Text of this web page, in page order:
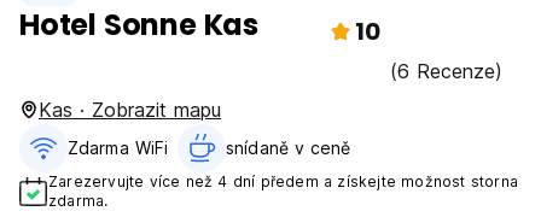
Hotel Sonne Kas 10
(6 Recenze)
Kas · Zobrazit mapu
Zdarma WiFi snídaně v ceně‎
Zarezervujte více než 4 dní předem a získejte možnost storna
zdarma.